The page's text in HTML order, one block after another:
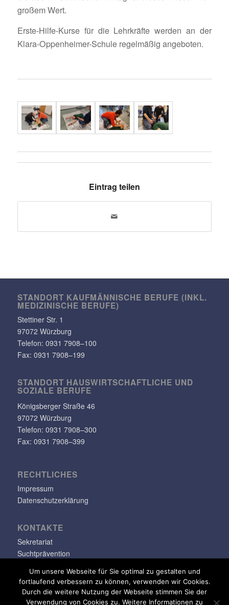
großem Wert.
Erste-Hilfe-Kurse für die Lehr­kräfte werden an der
Klara-Oppen­heimer-Schule regel­mäßig angeboten.
Eintrag teilen
STANDORT KAUF­MÄN­NI­SCHE BERUFE (INKL.
MEDI­ZI­NI­SCHE BERUFE)
Stet­tiner Str. 1
97072 Würzburg
Telefon: 0931 7908–100
Fax: 0931 7908–199
STANDORT HAUS­WIRT­SCHAFT­LICHE UND
SOZIALE BERUFE
Königs­berger Straße 46
97072 Würzburg
Telefon: 0931 7908–300
Fax: 0931 7908–399
RECHT­LI­CHES
Impressum
Datenschutzerklärung
KONTAKTE
Sekretariat
Suchtprävention
info@klara-oppenheimer-schule.de
Um unsere Webseite für Sie optimal zu gestalten und
fortlaufend verbessern zu können, verwenden wir Cookies.
Durch die weitere Nutzung der Webseite stimmen Sie der
Verwendung von Cookies zu. Weitere Informationen zu